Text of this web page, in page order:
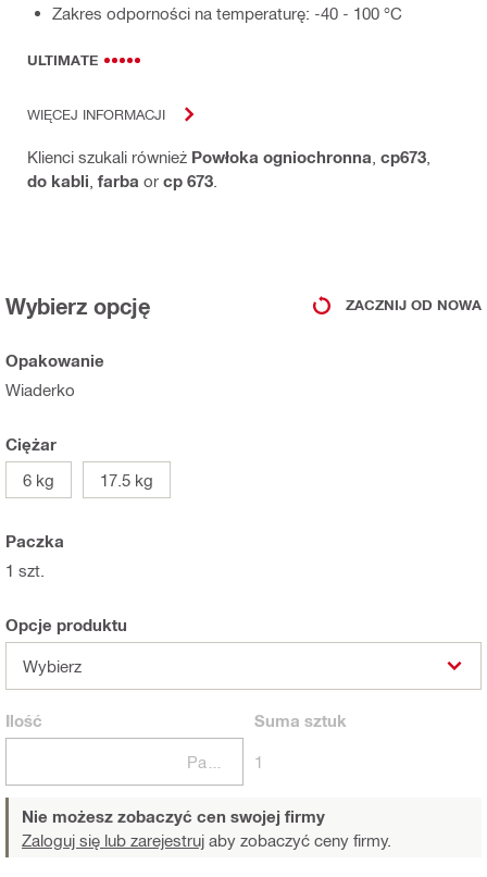
Zakres odporności na temperaturę: -40 - 100 °C
ULTIMATE
WIĘCEJ INFORMACJI
Klienci szukali również Powłoka ogniochronna cp673
do kabli farba or cp 673
Wybierz opcję ZACZNIJ OD NOWA
Opakowanie
Wiaderko
Ciężar
6 kg
17.5 kg
Paczka
1 szt.
Opcje produktu
Wybierz
Ilość Suma sztuk
1
Nie możesz zobaczyć cen swojej firmy
Zaloguj się lub zarejestruj aby zobaczyć ceny firmy.